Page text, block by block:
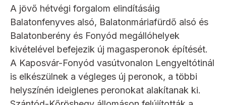
A jövő hétvégi forgalom elindításáig
Balatonfenyves alsó, Balatonmáriafürdő alsó és
Balatonberény és Fonyód megállóhelyek
kivételével befejezik új magasperonok építését.
A Kaposvár-Fonyód vasútvonalon Lengyeltótinál
is elkészülnek a végleges új peronok, a többi
helyszínén ideiglenes peronokat alakítanak ki.